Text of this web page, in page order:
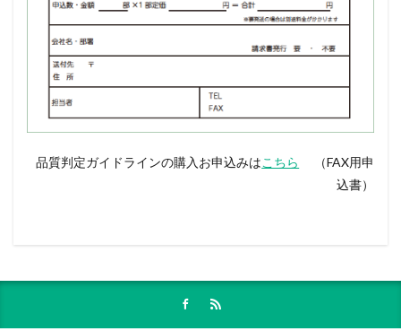
品質判定ガイドラインの購入お申込みはこちら
（FAX用申
込書）